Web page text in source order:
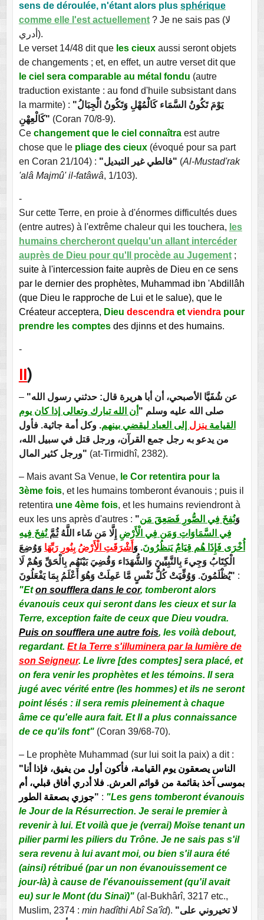
sens de déroulée, n'étant alors plus sphérique
comme elle l'est actuellement? Je ne sais pas (لا
أدري).
Le verset 14/48 dit que les cieux aussi seront objets
de changements ; et, en effet, un autre verset dit que
le ciel sera comparable au métal fondu (autre
traduction existante : au fond d'huile subsistant dans
la marmite) : "يَوْمَ تَكُونُ السَّمَاء كَالْمُهْلِ وَتَكُونُ الْجِبَالُ
كَالْعِهْنِ" (Coran 70/8-9).
Ce changement que le ciel connaîtra est autre
chose que le pliage des cieux(évoqué pour sa part
en Coran 21/104) :
"فالطي غير التبديل" (Al-Mustad'rak
'alâ Majmû' il-fatâwâ, 1/103).
-
Sur cette Terre, en proie à d'énormes difficultés dues
(entre autres) à l'extrême chaleur qui les touchera, les
humains chercheront quelqu'un allant intercéder
auprès de Dieu pour qu'Il procède au Jugement;
suite à l'intercession faite auprès de Dieu en ce sens
par le dernier des prophètes, Muhammad ibn 'Abdillâh
(que Dieu le rapproche de Lui et le salue), que le
Créateur acceptera, Dieu descendraet viendrapour
prendre les comptes des djinns et des humains.
-
II)
– "عن شُفَيَّا الأصبحي، أن أبا هريرة قال: حدثني رسول الله
صلى الله عليه وسلم " أن الله تبارك وتعالى إذا كان يوم
القيامةينزل إلى العباد ليقضي بينهم. وكل أمة جاثية. فأول
من يدعو به رجل جمع القرآن، ورجل قتل في سبيل الله،
ورجل كثير المال" (at-Tirmidhî, 2382).
– Mais avant Sa Venue, le Cor retentira pour la
3ème fois, et les humains tomberont évanouis ; puis il
retentira une 4ème fois, et les humains reviendront à
eux les uns après d'autres : " وَنُفِخَ فِي الصُّورِ فَصَعِقَ مَن
فِي السَّمَاوَاتِ وَمَن فِي الْأَرْضِ إِلَّا مَن شَاء اللَّهُثُمَّنُفِخَ فِيهِ
أُخْرَى فَإِذَا هُم قِيَامٌ يَنظُرُونَ.وَ أَشْرَقَتِ الْأَرْضُ بِنُورِ رَبِّهَا وَوُضِعَ
الْكِتَابُ وَجِيءَ بِالنَّبِيِّينَ وَالشُّهَدَاء وَقُضِيَ بَيْنَهُم بِالْحَقِّ وَهُمْ لَا
يُظْلَمُونَ. وَوُفِّيَتْ كُلُّ نَفْسٍ مَّا عَمِلَتْ وَهُوَ أَعْلَمُ بِمَا يَفْعَلُونَ" :
"Eton soufflera dans le cor, tomberont alors
évanouis ceux qui seront dans les cieux et sur la
Terre, exception faite de ceux que Dieu voudra.
Puis on soufflera une autre fois, les voilà debout,
regardant. Et la Terre s'illuminera par la lumière de
son Seigneur. Le livre [des comptes] sera placé, et
on fera venir les prophètes et les témoins. Il sera
jugé avec vérité entre (les hommes) et ils ne seront
point lésés : il sera remis pleinement à chaque
âme ce qu'elle aura fait. Et Il a plus connaissance
de ce qu'ils font" (Coran 39/68-70).
– Le prophète Muhammad (sur lui soit la paix) a dit :
"الناس يصعقون يوم القيامة، فأكون أول من يفيق، فإذا أنا
بموسى آخذ بقائمة من قوائم العرش. فلا أدري أفاق قبلي، أم
جوزي بصعقة الطور" : "Les gens tomberont évanouis
le Jour de la Résurrection. Je serai le premier à
revenir à lui. Et voilà que je (verrai) Moïse tenant un
pilier parmi les piliers du Trône. Je ne sais pas s'il
sera revenu à lui avant moi, ou bien s'il aura été
(ainsi) rétribué (par un non évanouissement ce
jour-là) à cause de l'évanouissement (qu'il avait
eu) sur le Mont (du Sinaï)"(al-Bukhârî, 3217 etc.,
Muslim, 2374 : min hadîthi Abî Sa'îd). "لا تخيروني على